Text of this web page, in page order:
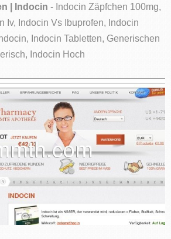
| Indocin - Indocin Zäpfchen 100mg,
Iv, Indocin Vs Ibuprofen, Indocin
Indocin Tabletten, Generischen
Indocin Hoch